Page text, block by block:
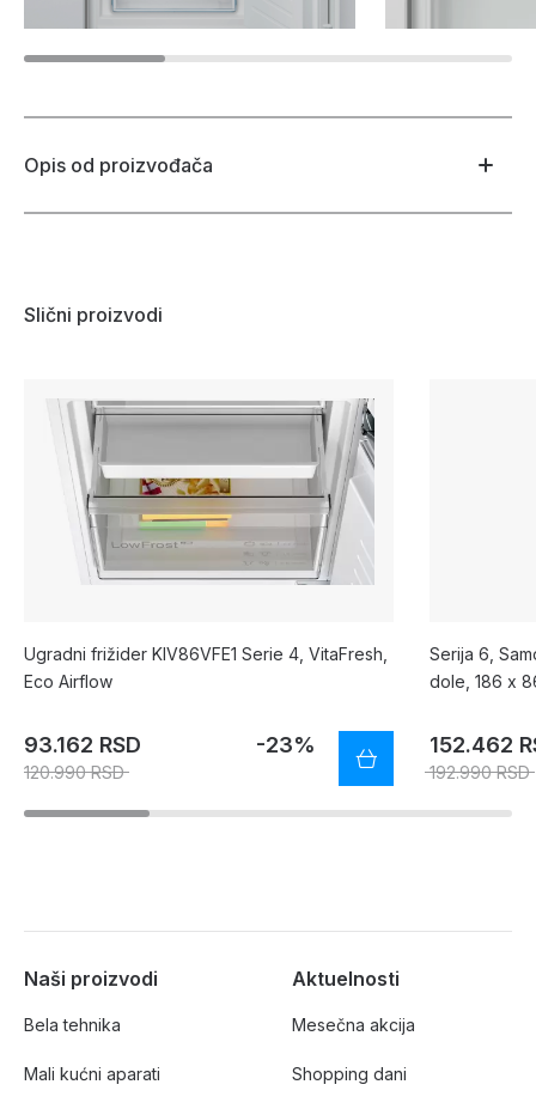
Opis od proizvođača
Slični proizvodi
Ugradni frižider KIV86VFE1 Serie 4, VitaFresh,
Eco Airflow
93.162 RSD
120.990 RSD
-23%
Serija 6,
dole, 186 x
152.462
192.990 RSD
Naši proizvodi
Bela tehnika
Mali kućni aparati
Aktuelnosti
Mesečna akcija
Shopping dani